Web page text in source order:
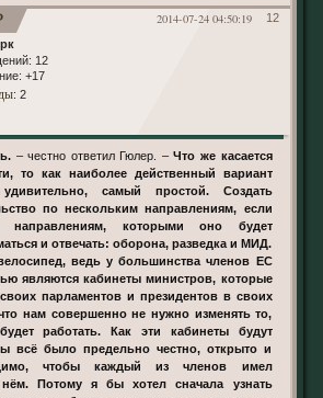
12
2014-07-24 04:50:19
12
+17
: 2
– честно ответил Гюлер. –Что же касается
то как наиболее действенный вариант
самый простой. Создать
по нескольким направлениям, если
которыми оно будет
и отвечать: оборона, разведка и МИД.
ведь у большинства членов ЕС
являются кабинеты министров, которые
парламентов и президентов в своих
нам совершенно не нужно изменять то,
работать. Как эти кабинеты будут
всё было предельно честно, открыто и
чтобы каждый из членов имел
нём. Потому я бы хотел сначала узнать